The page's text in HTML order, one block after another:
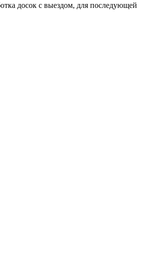
досок с выездом, для последующей